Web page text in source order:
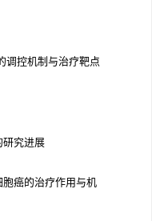
调控机制与治疗靶点
研究进展
癌的治疗作用与机